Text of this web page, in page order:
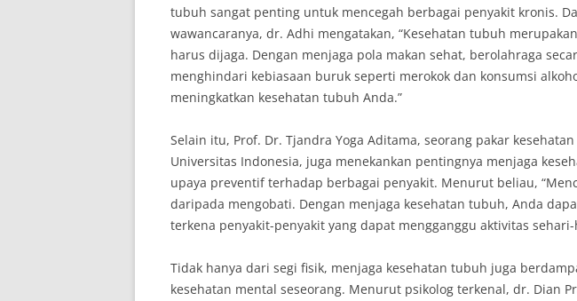
tubuh sangat penting untuk mencegah berbagai penyakit kronis.
wawancaranya, dr. Adhi mengatakan, “Kesehatan tubuh
harus dijaga. Dengan menjaga pola makan sehat, berolahraga
menghindari kebiasaan buruk seperti merokok dan konsumsi
meningkatkan kesehatan tubuh Anda.”
Selain itu, Prof. Dr. Tjandra Yoga Aditama, seorang pakar
Universitas Indonesia, juga menekankan pentingnya menjaga
upaya preventif terhadap berbagai penyakit. Menurut beliau,
daripada mengobati. Dengan menjaga kesehatan tubuh, Anda
terkena penyakit-penyakit yang dapat mengganggu aktivitas sehari-
Tidak hanya dari segi fisik, menjaga kesehatan tubuh juga
kesehatan mental seseorang. Menurut psikolog terkenal, dr. Dian